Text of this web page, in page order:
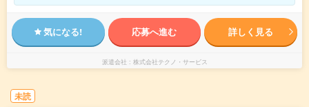
気になる! 応募へ進む 詳しく見る
派遣会社 株式会社テクノ・サービス
未読